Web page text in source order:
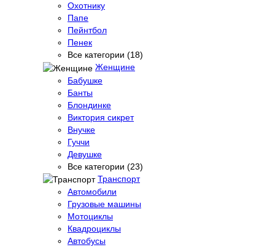
Охотнику
Папе
Пейнтбол
Пенек
Все категории (18)
Женщине
Бабушке
Банты
Блондинке
Виктория сикрет
Внучке
Гуччи
Девушке
Все категории (23)
Транспорт
Автомобили
Грузовые машины
Мотоциклы
Квадроциклы
Автобусы